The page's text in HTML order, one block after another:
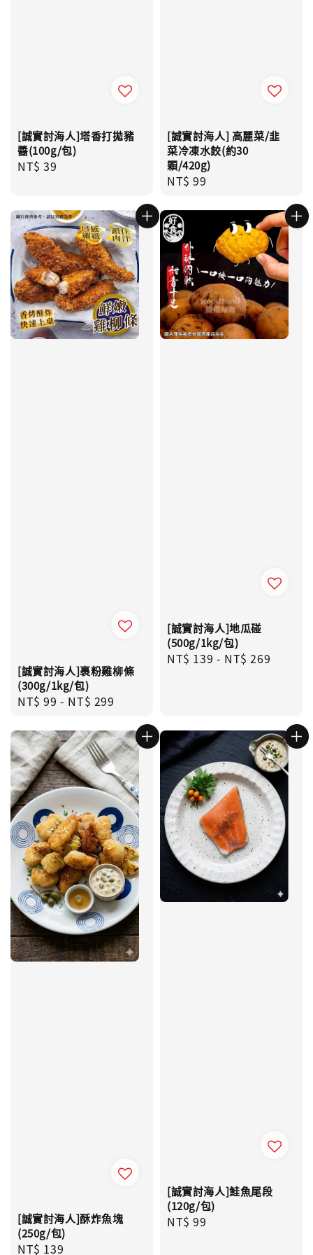
[誠實討海人]塔香打拋豬
醬(100g/包)
Regular
NT$ 39
[誠實討海人] 高麗菜/韭
菜冷凍水餃(約30
顆/420g)
Regular
NT$ 99
[誠實討海人]裹粉雞柳條
(300g/1kg/包)
Regular
NT$ 99 - NT$ 299
[誠實討海人]地瓜碰
(500g/1kg/包)
Regular
NT$ 139 - NT$ 269
[誠實討海人]酥炸魚塊
(250g/包)
Regular
NT$ 139
[誠實討海人]鮭魚尾段
(120g/包)
Regular
NT$ 99